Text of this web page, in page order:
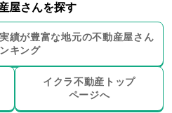
屋さんを探す
績が豊富な地元の不動産屋さん
キング
イクラ不動産トップ
ページへ
とつのステップを端折ること
いくため、これまでご成約後
一度もございません。
ビスを展開している点も強
するホームインスペクショ